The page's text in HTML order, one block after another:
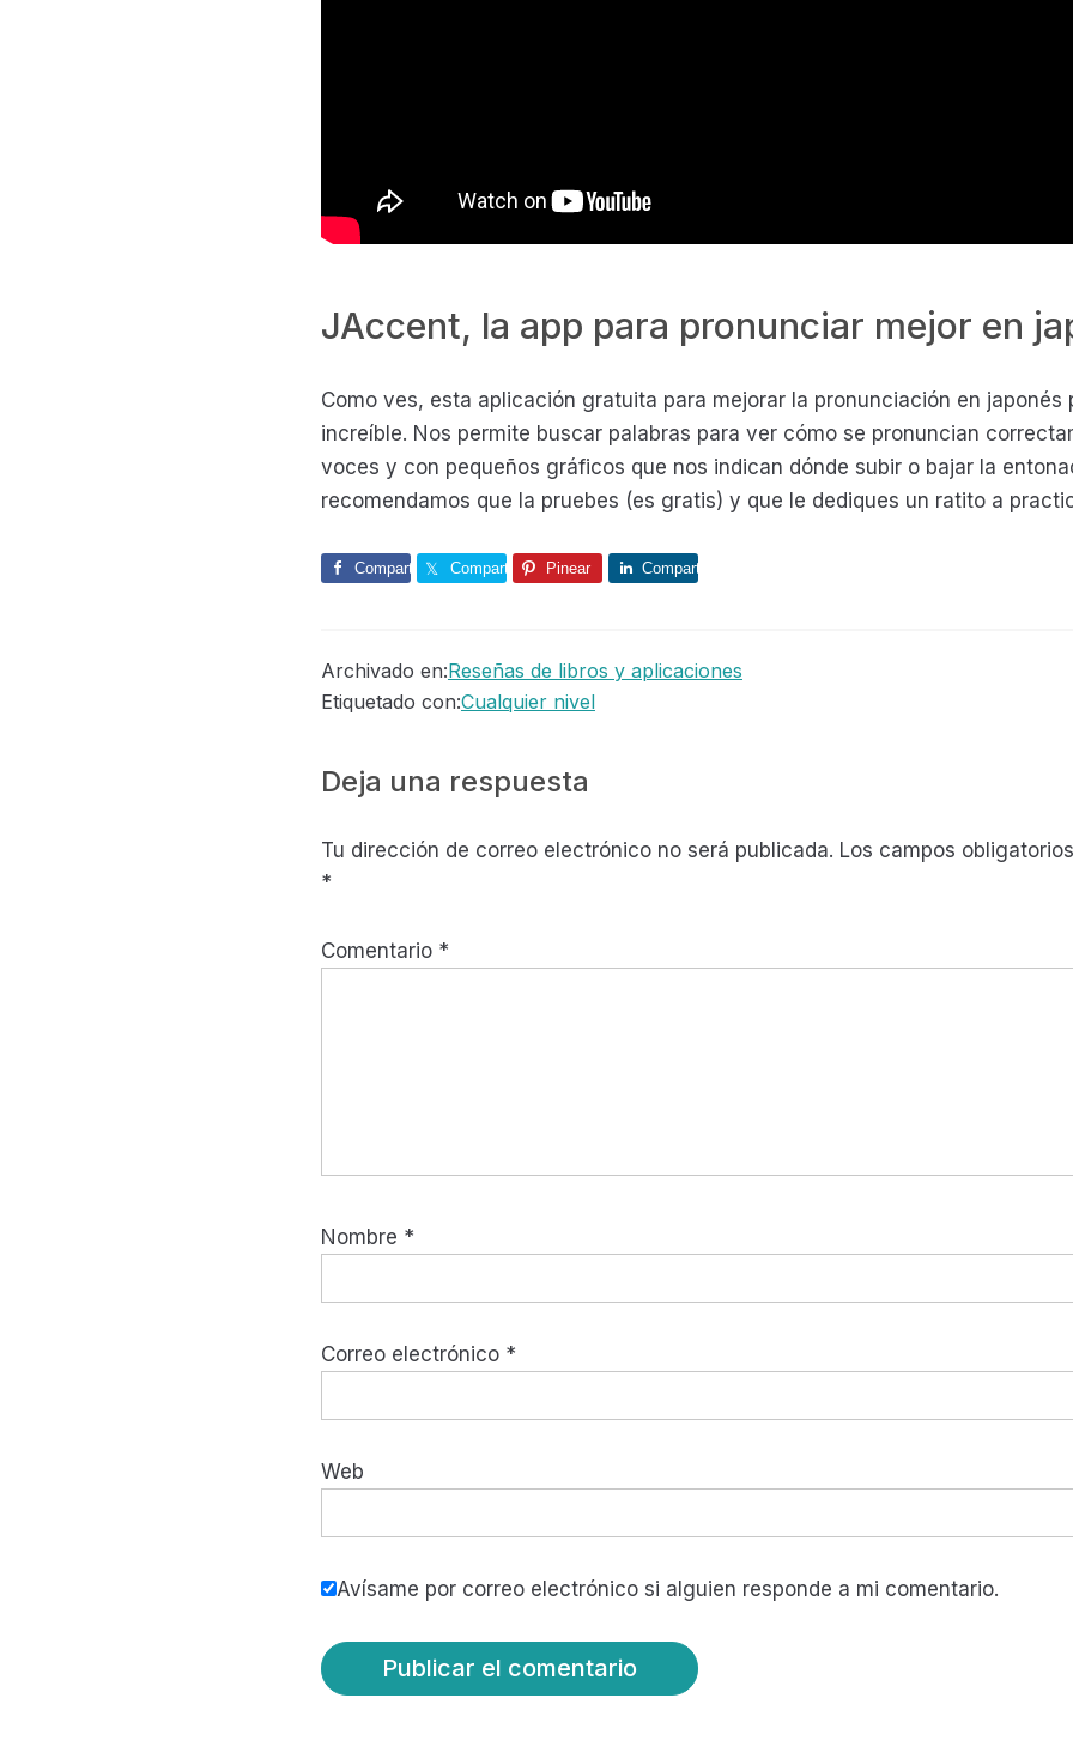
JAccent, la app para pronunciar mejor en
Como ves, esta aplicación gratuita para mejorar la pronunciación en japonés
increíble. Nos permite buscar palabras para ver cómo se pronuncian
voces y con pequeños gráficos que nos indican dónde subir o bajar la
recomendamos que la pruebes (es gratis) y que le dediques un ratito a
Comparte Comparte Pinear Comparte
Archivado en:Reseñas de libros y aplicaciones
Etiquetado con:Cualquier nivel
Interacciones
los
Deja una respuesta
Tu dirección de correo electrónico no será publicada. Los campos
*
Comentario *
Nombre *
Correo electrónico *
Web
Avísame por correo electrónico si alguien responde a mi comentario.